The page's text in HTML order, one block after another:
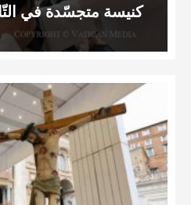
كنيسة متجسّدة في